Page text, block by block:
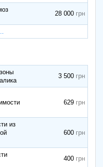
28 000
3 500
629
из
600
400